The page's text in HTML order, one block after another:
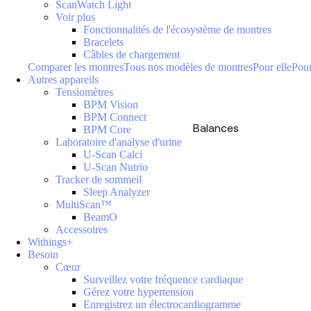
Balances
ScanWatch Light
Voir plus
Fonctionnalités de l'écosystème de montres
Bracelets
Câbles de chargement
Comparer les montresTous nos modèles de montresPour elle
Autres appareils
Tensiomètres
BPM Vision
BPM Connect
BPM Core
Laboratoire d'analyse d'urine
U-Scan Calci
U-Scan Nutrio
Tracker de sommeil
Sleep Analyzer
MultiScan™
BeamO
Accessoires
Withings+
Besoin
Cœur
Surveillez votre fréquence cardiaque
Gérez votre hypertension
Enregistrez un électrocardiogramme